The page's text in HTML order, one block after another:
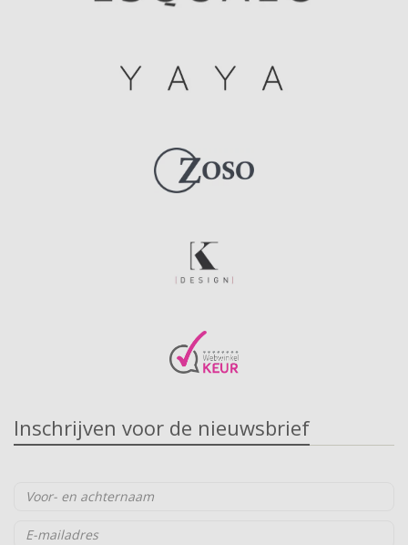
Inschrijven voor de nieuwsbrief